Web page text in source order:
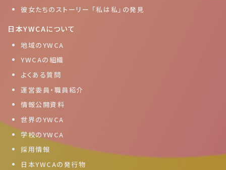
彼女たちのストーリー 「私は私」の発見
日本YWCAについて
地域のYWCA
YWCAの組織
よくある質問
運営委員・職員紹介
情報公開資料
世界のYWCA
学校のYWCA
採用情報
日本YWCAの発行物